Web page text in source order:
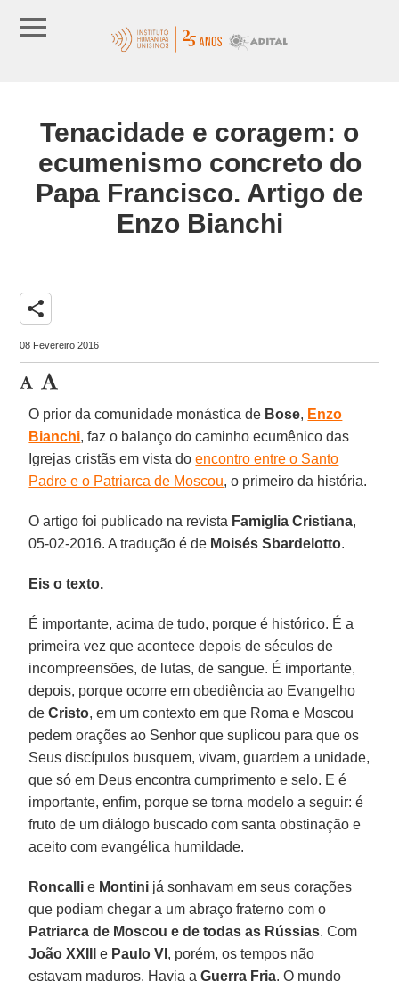
Tenacidade e coragem: o
ecumenismo concreto do
Papa Francisco. Artigo de
Enzo Bianchi
share
08 Fevereiro 2016
O prior da comunidade monástica de Bose, Enzo
Bianchi, faz o balanço do caminho ecumênico das
Igrejas cristãs em vista doencontro entre o Santo
Padre e o Patriarca de Moscou, o primeiro da história.
O artigo foi publicado na revista Famiglia Cristiana,
05-02-2016. A tradução é de Moisés Sbardelotto.
Eis o texto.
É importante, acima de tudo, porque é histórico. É a
primeira vez que acontece depois de séculos de
incompreensões, de lutas, de sangue. É importante,
depois, porque ocorre em obediência ao Evangelho
deCristo, em um contexto em que Roma e Moscou
pedem orações ao Senhor que suplicou para que os
Seus discípulos busquem, vivam, guardem a unidade,
que só em Deus encontra cumprimento e selo. E é
importante, enfim, porque se torna modelo a seguir: é
fruto de um diálogo buscado com santa obstinação e
aceito com evangélica humildade.
Roncalli e Montini já sonhavam em seus corações
que podiam chegar a um abraço fraterno com o
Patriarca de Moscou e de todas as Rússias. Com
João XXIII
e Paulo VI , porém, os tempos não
estavam maduros. Havia aGuerra Fria. O mundo